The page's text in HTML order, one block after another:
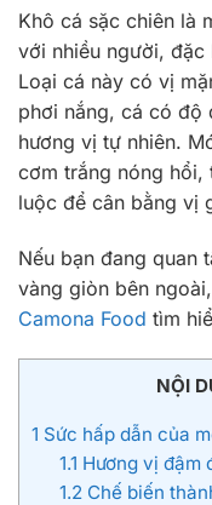
Khô cá sặc chiên là
với nhiều người, đặc
Loại cá này có vị
phơi nắng, cá có độ
hương vị tự nhiên.
cơm trắng nóng hổi,
luộc để cân bằng vị
Nếu bạn đang quan
vàng giòn bên
Camona Food tìm
NỘI
1 Sức hấp dẫn của
1.1 Hương vị đậm
1.2 Chế biến